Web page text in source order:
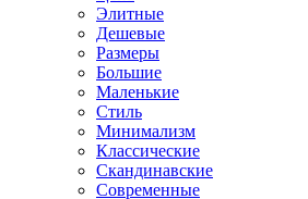
Элитные
Дешевые
Размеры
Большие
Маленькие
Стиль
Минимализм
Классические
Скандинавские
Современные